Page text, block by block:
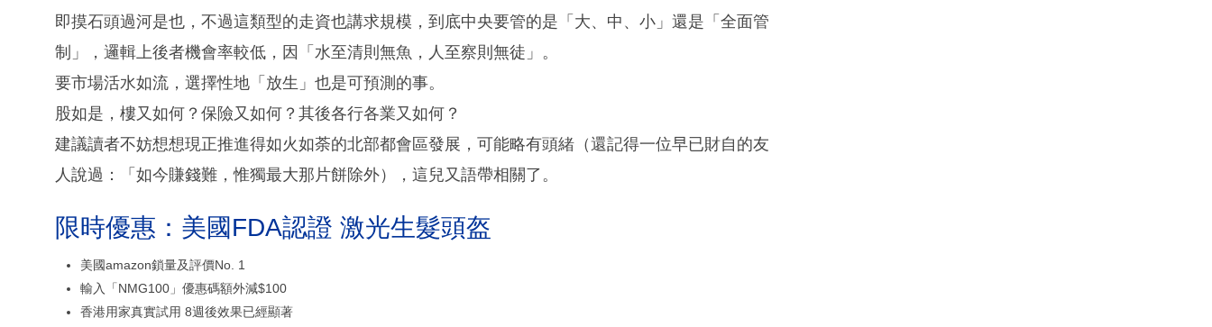
即摸石頭過河是也，不過這類型的走資也講求規模，到底中央要管的是「大、中、小」還是「全面管
制」，邏輯上後者機會率較低，因「水至清則無魚，人至察則無徒」。
要市場活水如流，選擇性地「放生」也是可預測的事。
股如是，樓又如何？保險又如何？其後各行各業又如何？
建議讀者不妨想想現正推進得如火如荼的北部都會區發展，可能略有頭緒（還記得一位早已財自的友
人說過：「如今賺錢難，惟獨最大那片餅除外），這兒又語帶相關了。
限時優惠：美國FDA認證 激光生髮頭盔
美國amazon鎖量及評價No. 1
輸入「NMG100」優惠碼額外減$100
香港用家真實試用 8週後效果已經顯著